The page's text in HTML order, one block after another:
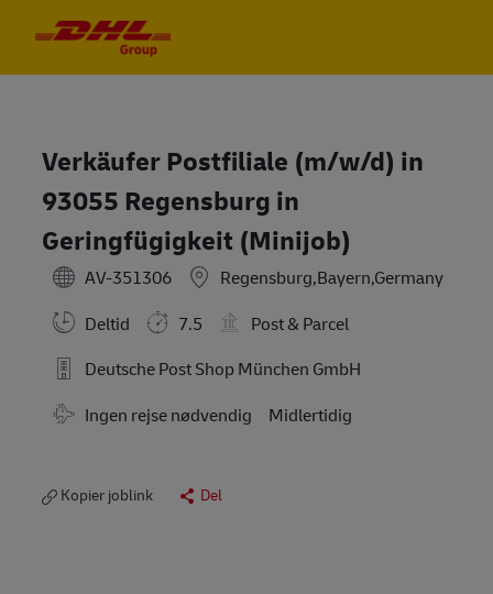
Verkäufer Postfiliale (m/w/d) in
93055 Regensburg in
Geringfügigkeit (Minijob)
AV-351306
Regensburg,Bayern,Germany
Deltid
7.5
Post & Parcel
Deutsche Post Shop München GmbH
Travel Required
Ingen rejse nødvendig Midlertidig
Kopier joblink Del